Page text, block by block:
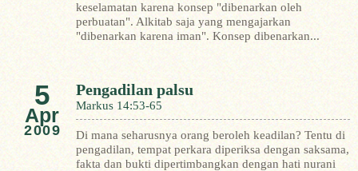
keselamatan karena konsep "dibenarkan oleh
perbuatan". Alkitab saja yang mengajarkan
"dibenarkan karena iman". Konsep dibenarkan...
5
Apr
2009
Pengadilan palsu
Markus 14:53-65
Di mana seharusnya orang beroleh keadilan? Tentu di
pengadilan, tempat perkara diperiksa dengan saksama,
fakta dan bukti dipertimbangkan dengan hati nurani